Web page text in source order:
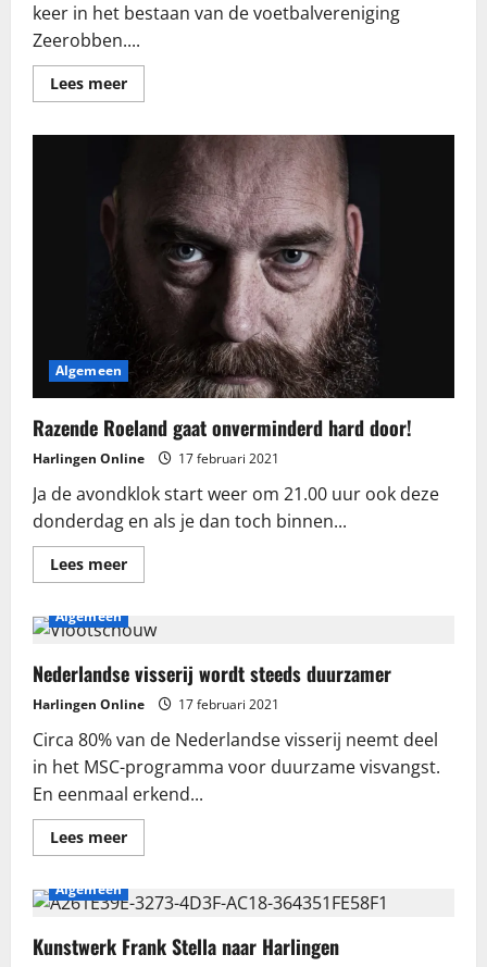
keer in het bestaan van de voetbalvereniging
Zeerobben....
Lees meerLees
meer
Algemene
Ledenvergadering
Zeerobben
Algemeen
Razende Roeland gaat onverminderd hard door!
Harlingen Online 17 februari 2021
Ja de avondklok start weer om 21.00 uur ook deze
donderdag en als je dan toch binnen...
Lees meerLees
meer
Roeland
gaat
hard
door!
Algemeen
Nederlandse visserij wordt steeds duurzamer
Harlingen Online 17 februari 2021
Circa 80% van de Nederlandse visserij neemt deel
in het MSC-programma voor duurzame visvangst.
En eenmaal erkend...
Lees meerLees
meer
visserij
wordt
duurzamer
Algemeen
Kunstwerk Frank Stella naar Harlingen